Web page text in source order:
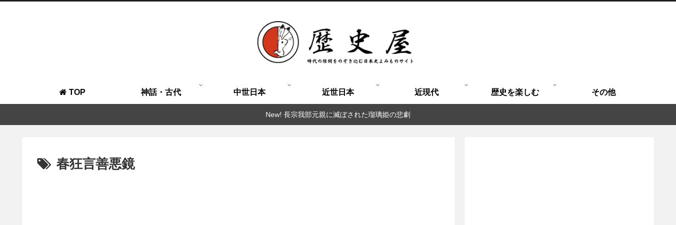
TOP 神話・古代 中世日本 近世日本 近現代 歴史を楽しむ その他
New! 長宗我部元親に滅ぼされた瑠璃姫の悲劇
春狂言善悪鏡